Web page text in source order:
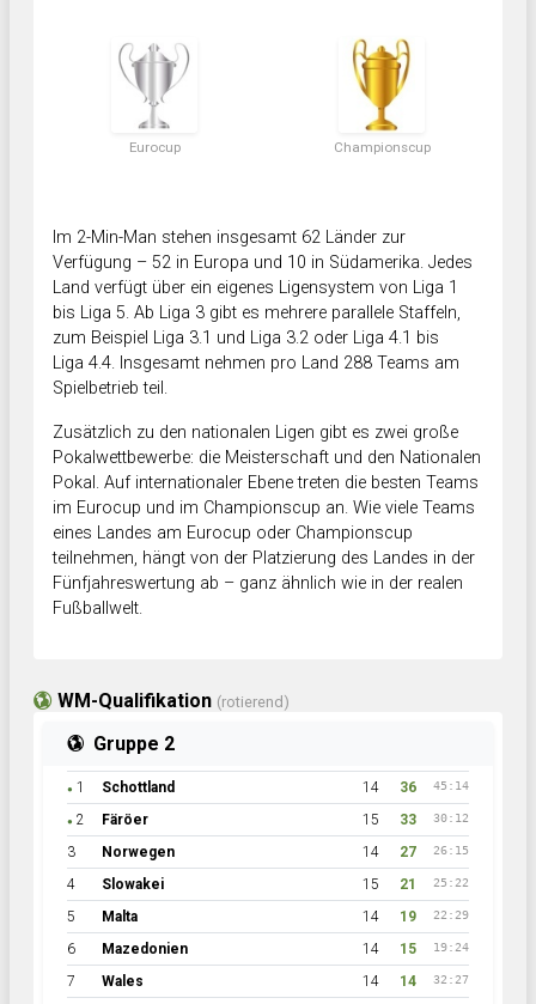
Eurocup Championscup
Im 2-Min-Man stehen insgesamt 62 Länder zur
Verfügung – 52 in Europa und 10 in Südamerika. Jedes
Land verfügt über ein eigenes Ligensystem von Liga 1
bis Liga 5. Ab Liga 3 gibt es mehrere parallele Staffeln,
zum Beispiel Liga 3.1 und Liga 3.2 oder Liga 4.1 bis
Liga 4.4. Insgesamt nehmen pro Land 288 Teams am
Spielbetrieb teil.
Zusätzlich zu den nationalen Ligen gibt es zwei große
Pokalwettbewerbe: die Meisterschaft und den Nationalen
Pokal. Auf internationaler Ebene treten die besten Teams
im Eurocup und im Championscup an. Wie viele Teams
eines Landes am Eurocup oder Championscup
teilnehmen, hängt von der Platzierung des Landes in der
Fünfjahreswertung ab – ganz ähnlich wie in der realen
Fußballwelt.
WM-Qualifikation (rotierend)
Gruppe 2
● 1 Schottland 14 36 45:14
● 2 Färöer 15 33 30:12
3 Norwegen 14 27 26:15
4 Slowakei 15 21 25:22
5 Malta 14 19 22:29
6 Mazedonien 14 15 19:24
7 Wales 14 14 32:27